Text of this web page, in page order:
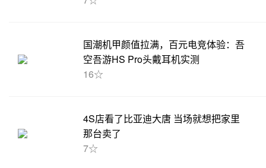
国潮机甲颜值拉满，百元电竞体验：吾
空吾游HS Pro头戴耳机实测
16☆
4S店看了比亚迪大唐 当场就想把家里
那台卖了
7☆